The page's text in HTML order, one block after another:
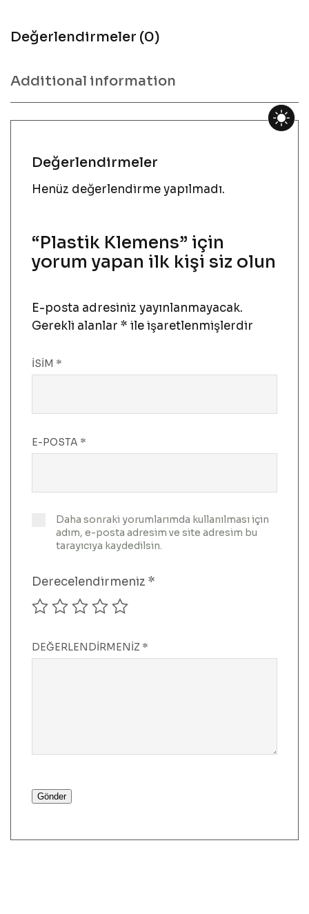
Değerlendirmeler (0)
Additional information
Değerlendirmeler
Henüz değerlendirme yapılmadı.
“Plastik Klemens” için
yorum yapan ilk kişi siz olun
E-posta adresiniz yayınlanmayacak.
Gerekli alanlar * ile işaretlenmişlerdir
İSIM *
E-POSTA *
Daha sonraki yorumlarımda kullanılması için
adım, e-posta adresim ve site adresim bu
tarayıcıya kaydedilsin.
Derecelendirmeniz *
DEĞERLENDIRMENIZ *
Gönder